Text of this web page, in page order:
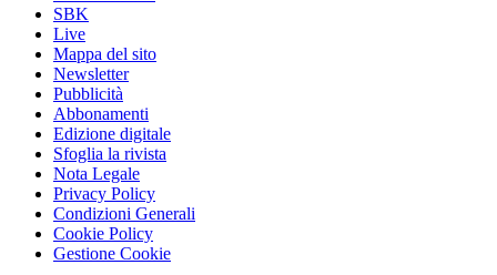
SBK
Live
Mappa del sito
Newsletter
Pubblicità
Abbonamenti
Edizione digitale
Sfoglia la rivista
Nota Legale
Privacy Policy
Condizioni Generali
Cookie Policy
Gestione Cookie